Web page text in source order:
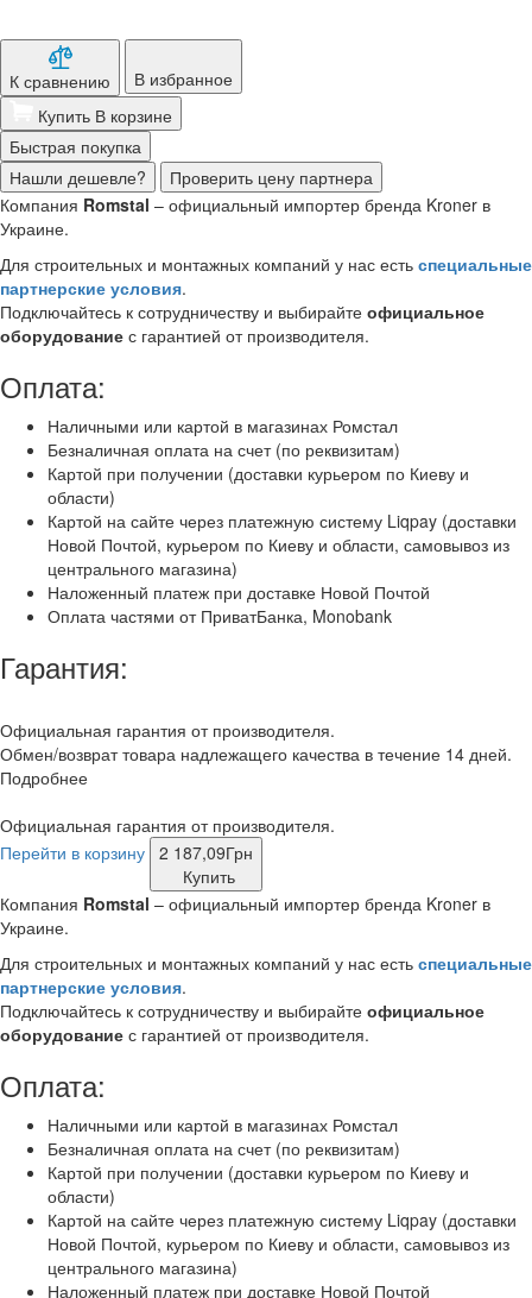
К сравнению
В избранное
Купить В корзине
Быстрая покупка
Нашли дешевле?
Проверить цену партнера
Компания Romstal – официальный импортер бренда Kroner в
Украине.
Для строительных и монтажных компаний у нас есть специальные
партнерские условия.
Подключайтесь к сотрудничеству и выбирайте официальное
оборудование с гарантией от производителя.
Оплата:
Наличными или картой в магазинах Ромстал
Безналичная оплата на счет (по реквизитам)
Картой при получении (доставки курьером по Киеву и
области)
Картой на сайте через платежную систему Liqpay (доставки
Новой Почтой, курьером по Киеву и области, самовывоз из
центрального магазина)
Наложенный платеж при доставке Новой Почтой
Оплата частями от ПриватБанка, Monobank
Гарантия:
Официальная гарантия от производителя.
Обмен/возврат товара надлежащего качества в течение 14 дней.
Подробнее
Официальная гарантия от производителя.
Перейти в корзину 2 187,09Грн
Купить
Компания Romstal – официальный импортер бренда Kroner в
Украине.
Для строительных и монтажных компаний у нас есть специальные
партнерские условия.
Подключайтесь к сотрудничеству и выбирайте официальное
оборудование с гарантией от производителя.
Оплата:
Наличными или картой в магазинах Ромстал
Безналичная оплата на счет (по реквизитам)
Картой при получении (доставки курьером по Киеву и
области)
Картой на сайте через платежную систему Liqpay (доставки
Новой Почтой, курьером по Киеву и области, самовывоз из
центрального магазина)
Наложенный платеж при доставке Новой Почтой